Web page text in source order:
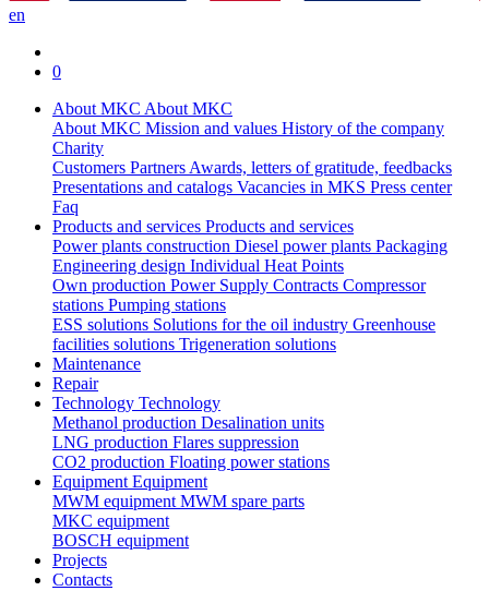
en
0
About MKC About MKC
About MKC Mission and values History of the company
Charity
Customers PartnersAwards, letters of gratitude, feedbacks
Presentations and catalogs Vacancies in MKS Press center
Faq
Products and services Products and services
Power plants construction Diesel power plants Packaging
Engineering design Individual Heat Points
Own production Power Supply Contracts Compressor
stations Pumping stations
ESS solutions Solutions for the oil industry Greenhouse
facilities solutions Trigeneration solutions
Maintenance
Repair
Technology Technology
Methanol production Desalination units
LNG production Flares suppression
СО2 production Floating power stations
EquipmentEquipment
MWM equipmentMWM spare parts
MKC equipment
BOSCH equipment
Projects
Contacts